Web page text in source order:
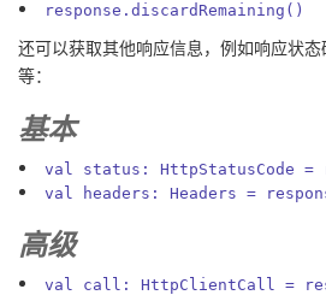
response.discardRemaining()
还可以获取其他响应信息，例如响应状
等：
基本
val status: HttpStatusCode =
val headers: Headers =
高级
val call: HttpClientCall =